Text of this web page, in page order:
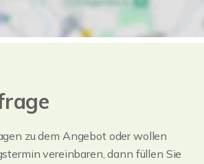
zu dem Angebot oder wollen
vereinbaren, dann füllen Sie